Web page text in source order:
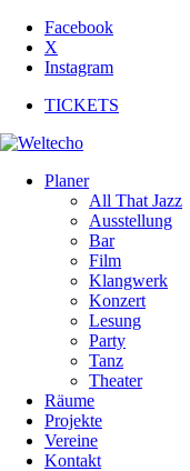
Facebook
X
Instagram
TICKETS
Planer
All That Jazz
Ausstellung
Bar
Film
Klangwerk
Konzert
Lesung
Party
Tanz
Theater
Räume
Projekte
Vereine
Kontakt